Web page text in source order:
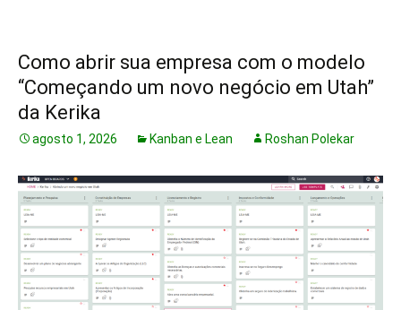
Como abrir sua empresa com o modelo
“Começando um novo negócio em Utah”
da Kerika
agosto 1, 2026 Kanban e Lean Roshan Polekar